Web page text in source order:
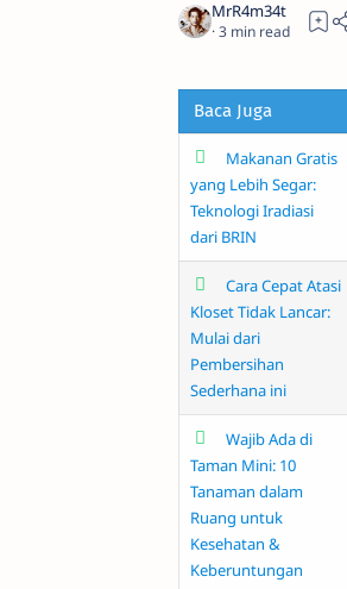
3
Baca Juga
Makanan Gratis
yang Lebih Segar:
Teknologi Iradiasi
dari BRIN
Cara Cepat Atasi
Kloset Tidak Lancar:
Mulai dari
Pembersihan
Sederhana ini
Wajib Ada di
Taman Mini: 10
Tanaman dalam
Ruang untuk
Kesehatan &
Keberuntungan